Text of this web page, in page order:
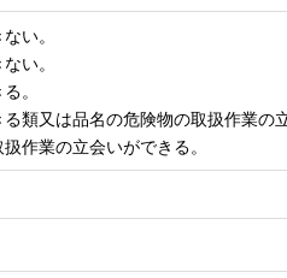
い。
い。
。
類又は品名の危険物の取扱作業の
作業の立会いができる。